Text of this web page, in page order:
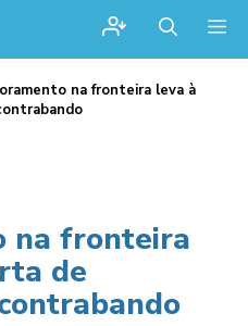
na fronteira leva à
na fronteira
de